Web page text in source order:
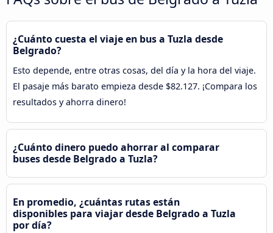
¿Cuánto cuesta el viaje en bus a Tuzla desde
Belgrado?
Esto depende, entre otras cosas, del día y la hora del viaje.
El pasaje más barato empieza desde $82.127. ¡Compara los
resultados y ahorra dinero!
¿Cuánto dinero puedo ahorrar al comparar
buses desde Belgrado a Tuzla?
En promedio, ¿cuántas rutas están
disponibles para viajar desde Belgrado a Tuzla
por día?